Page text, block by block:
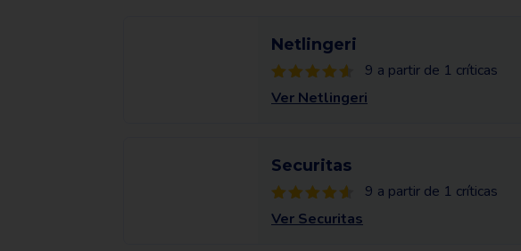
Netlingeri
9 a partir de 1 críticas
Ver Netlingeri
Securitas
9 a partir de 1 críticas
Ver Securitas